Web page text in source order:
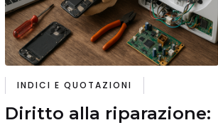
INDICI E QUOTAZIONI
Diritto alla riparazione: